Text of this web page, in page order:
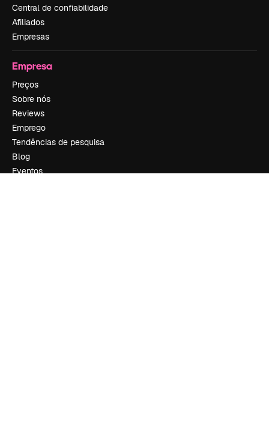
Central de confiabilidade
Afiliados
Empresas
Empresa
Preços
Sobre nós
Reviews
Emprego
Tendências de pesquisa
Blog
Eventos